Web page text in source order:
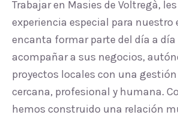
Trabajar en Masies de Voltregà,
experiencia especial para nuestro
encanta formar parte del día a día
acompañar a sus negocios,
proyectos locales con una gestión
cercana, profesional y humana.
hemos construido una relación